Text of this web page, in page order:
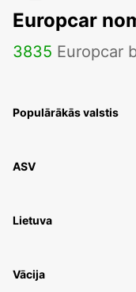
Europcar
3835 Europcar
Populārākās valstis
ASV
Lietuva
Vācija